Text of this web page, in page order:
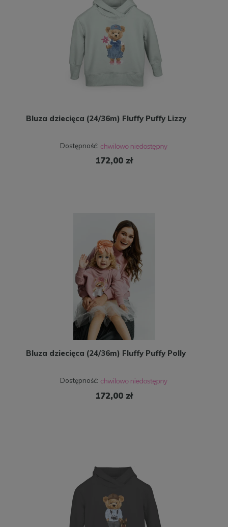
Bluza dziecięca (24/36m) Fluffy Puffy Lizzy
Dostępność:
172,00 zł
Bluza dziecięca (24/36m) Fluffy Puffy Polly
Dostępność:
172,00 zł